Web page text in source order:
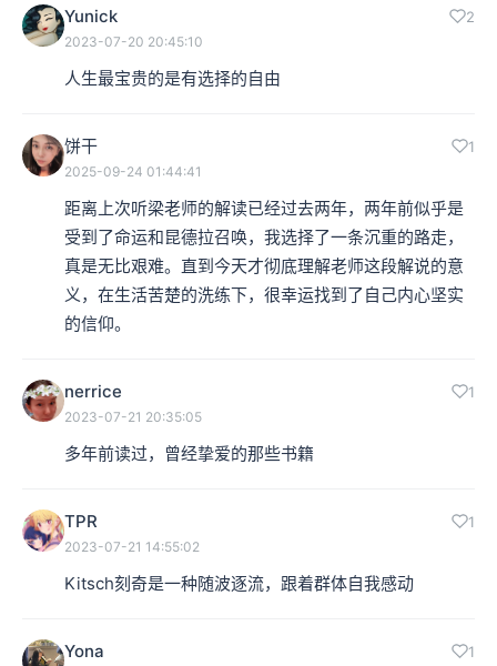
厉害的。当时出版，实际上前后有两本，一本就是《为了
告别的聚会》，这是在后面；前面的那本就是——它原来
的翻译的名字，叫做《生命中不能承受之轻》，不像我们
现在翻译成《不能承受的生命之轻》。
视。我是当时湖南韩少功他们一翻译出来，作家出版社一
出来我就看了，我也是深深地被打动啊。为什么会被打动
呢？从今天回想起来，首先一点就这个这本书，对于在现
价值是什么？
本集编辑：小马、roc
Yunick 2
2023-07-20 20:45:10
人生最宝贵的是有选择的自由
饼干 1
2025-09-24 01:44:41
距离上次听梁老师的解读已经过去两年，两年前似乎是
受到了命运和昆德拉召唤，我选择了一条沉重的路走，
真是无比艰难。直到今天才彻底理解老师这段解说的意
义，在生活苦楚的洗练下，很幸运找到了自己内心坚实
的信仰。
nerrice 1
2023-07-21 20:35:05
多年前读过，曾经挚爱的那些书籍
TPR 1
2023-07-21 14:55:02
Kitsch刻奇是一种随波逐流，跟着群体自我感动
Yona 1